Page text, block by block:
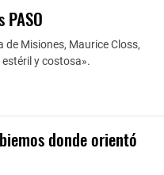
de Misiones, Maurice Closs,
y costosa».
donde orientó